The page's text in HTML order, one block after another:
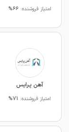
امتیاز فروشنده:66%
آهن پرایس
امتیاز فروشنده: 71%